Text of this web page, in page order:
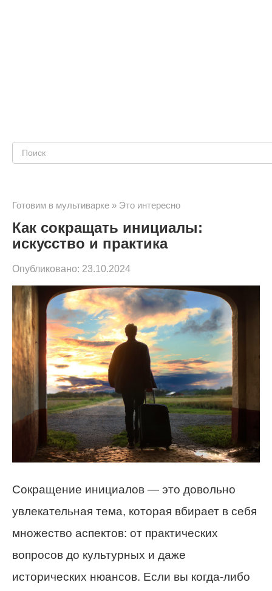
Поиск:
Готовим в мультиварке » Это интересно
Как сокращать инициалы:
искусство и практика
Опубликовано: 23.10.2024
Сокращение инициалов — это довольно
увлекательная тема, которая вбирает в себя
множество аспектов: от практических
вопросов до культурных и даже
исторических нюансов. Если вы когда-либо